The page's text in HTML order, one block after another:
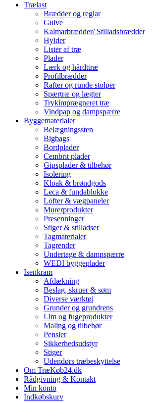
Trælast
Brædder og reglar
Gulve
Kalmarbrædder/ Stilladsbrædder
Hylder
Lister af træ
Plader
Lærk og hårdttræ
Profilbrædder
Rafter og runde stolper
Spærtræ og lægter
Trykimprægneret træ
Vindpap og dampspærre
Byggematerialer
Belægningssten
Bigbags
Bordplader
Cembrit plader
Gipsplader & tilbehør
Isolering
Kloak & brøndgods
Leca & fundablokke
Lofter & vægpaneler
Murerprodukter
Presenninger
Stiger & stilladser
Tagmaterialer
Tagrender
Undertage & dampspærre
WEDI byggeplader
Isenkram
Afdækning
Beslag, skruer & søm
Diverse værktøj
Grunder og grundrens
Lim og fugeprodukter
Maling og tilbehør
Pensler
Sikkerhedsudstyr
Stiger
Udendørs træbeskyttelse
Om TræKøb24.dk
Rådgivning & Kontakt
Min konto
Indkøbskurv